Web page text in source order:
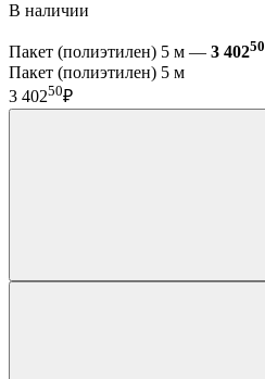
В наличии
Пакет (полиэтилен) 5 м — 3 40250
Пакет (полиэтилен) 5 м
3 40250₽